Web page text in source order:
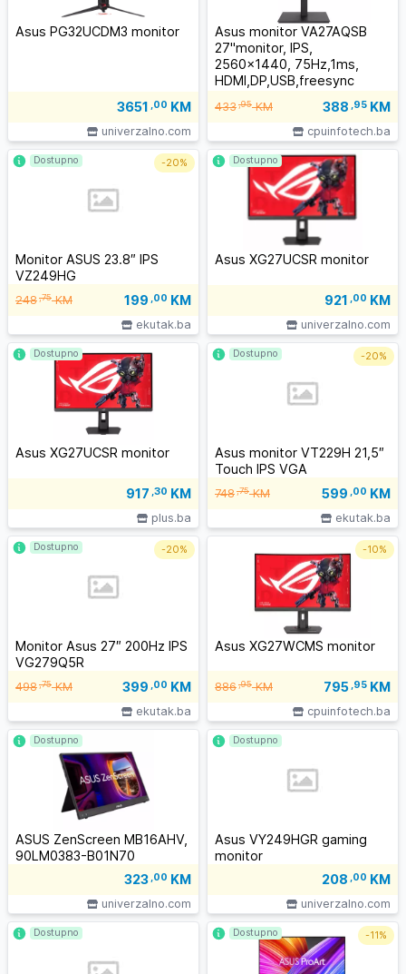
Asus PG32UCDM3 monitor
3651 ,00 KM
univerzalno.com
Asus monitor VA27AQSB
27"monitor, IPS,
2560x1440, 75Hz,1ms,
HDMI,DP,USB,freesync
433,95KM 388 ,95 KM
cpuinfotech.ba
Monitor ASUS 23.8″ IPS
VZ249HG
248,75KM 199 ,00 KM
ekutak.ba
Dostupno -20%
Asus XG27UCSR monitor
921 ,00 KM
univerzalno.com
Dostupno
Asus XG27UCSR monitor
917 ,30 KM
plus.ba
Dostupno
Asus monitor VT229H 21,5″
Touch IPS VGA
748,75KM 599 ,00 KM
ekutak.ba
Dostupno -20%
Monitor Asus 27″ 200Hz IPS
VG279Q5R
498,75KM 399 ,00 KM
ekutak.ba
Dostupno -20%
Asus XG27WCMS monitor
886,95KM 795 ,95 KM
cpuinfotech.ba
-10%
ASUS ZenScreen MB16AHV,
90LM0383-B01N70
323 ,00 KM
univerzalno.com
Dostupno
Asus VY249HGR gaming
monitor
208 ,00 KM
univerzalno.com
Dostupno
Dostupno Dostupno -11%